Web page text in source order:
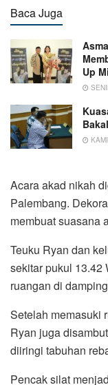
Baca Juga
Up
Acara akad nikah
Palembang.
membuat suasana
Teuku Ryan dan
sekitar pukul 13.42
ruangan di
Setelah memasuki
Ryan juga
diiringi tabuhan
Pencak silat